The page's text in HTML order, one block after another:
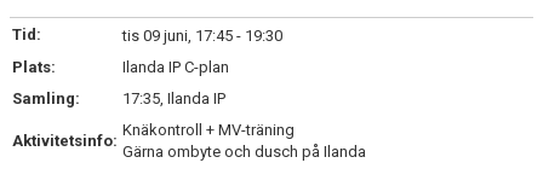
BILDGALLERI
Tid:
tis 09 juni, 17:45 - 19:30
Plats:
Ilanda IP C-plan
Samling:
17:35, Ilanda IP
Aktivitetsinfo:
Knäkontroll + MV-träning
Gärna ombyte och dusch på Ilanda